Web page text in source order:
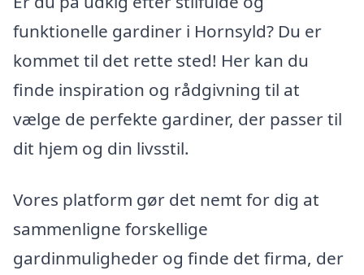
funktionelle gardiner i Hornsyld? Du er
kommet til det rette sted! Her kan du
finde inspiration og rådgivning til at
vælge de perfekte gardiner, der passer til
dit hjem og din livsstil.
Vores platform gør det nemt for dig at
sammenligne forskellige
gardinmuligheder og finde det firma, der